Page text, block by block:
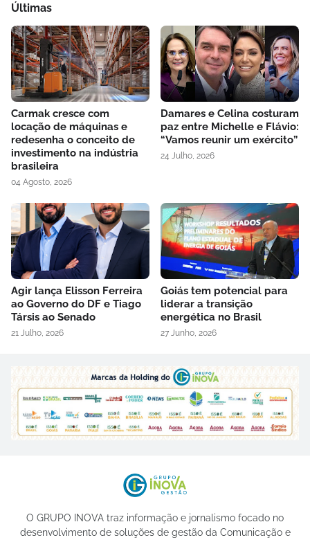
Últimas
Carmak cresce com
locação de máquinas e
redesenha o conceito de
investimento na indústria
brasileira
04 Agosto, 2026
Damares e Celina costuram
paz entre Michelle e Flávio:
“Vamos reunir um exército”
24 Julho, 2026
Agir lança Elisson Ferreira
ao Governo do DF e Tiago
Társis ao Senado
21 Julho, 2026
Goiás tem potencial para
liderar a transição
energética no Brasil
27 Junho, 2026
O GRUPO INOVA traz informação e jornalismo focado no
desenvolvimento de soluções de gestão da Comunicação e